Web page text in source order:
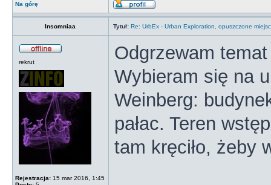
Na górę
Insomniaa Tytuł: Re: UrbEx - Urban Exploration, opuszczone
rekrut
Rejestracja: 15 mar 2016, 1:45
Odgrzewam
Wybieram się na
Weinberg:
pałac. Teren
tam kręciło, żeby